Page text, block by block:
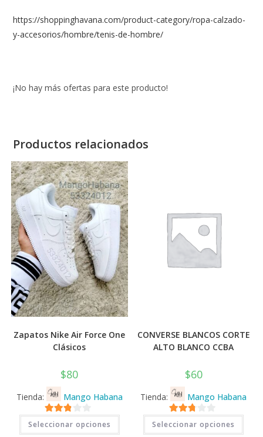
https://shoppinghavana.com/product-category/ropa-calzado-
y-accesorios/hombre/tenis-de-hombre/
¡No hay más ofertas para este producto!
Productos relacionados
Zapatos Nike Air Force One
Clásicos
$80
Tienda: Mango Habana
2.71
de 5
Seleccionar opciones
Este
producto
tiene
CONVERSE BLANCOS CORTE
ALTO BLANCO CCBA
$60
Tienda: Mango Habana
2.71
de 5
Seleccionar opciones
Este
tiene